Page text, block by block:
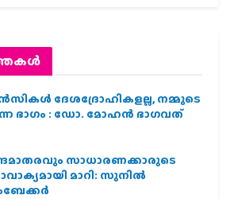
ദേശദ്രോഹികളല്ല, നമ്മുടെ
ഭാഗം : ഡോ. മോഹന്‍ ഭാഗവത്
സാധാരണക്കാരുടെ
മാറി: സുനിൽ